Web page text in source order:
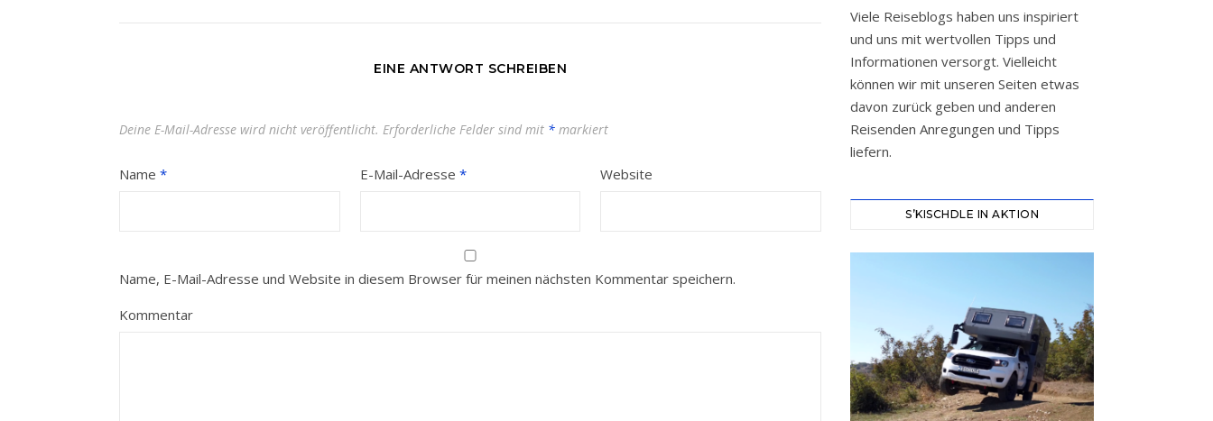
EINE ANTWORT SCHREIBEN
Deine E-Mail-Adresse wird nicht veröffentlicht. Erforderliche Felder sind mit * markiert
Name * E-Mail-Adresse * Website
Name, E-Mail-Adresse und Website in diesem Browser für meinen nächsten Kommentar speichern.
Kommentar
Viele Reiseblogs haben uns inspiriert
und uns mit wertvollen Tipps und
Informationen versorgt. Vielleicht
können wir mit unseren Seiten etwas
davon zurück geben und anderen
Reisenden Anregungen und Tipps
liefern.
S’KISCHDLE IN AKTION